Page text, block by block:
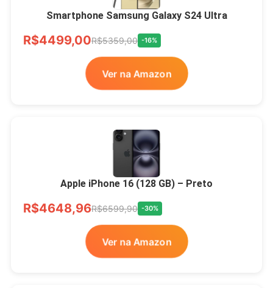
Smartphone Samsung Galaxy S24 Ultra
R$4499,00R$5359,00 -16%
Ver na Amazon
Apple iPhone 16 (128 GB) – Preto
R$4648,96R$6599,90 -30%
Ver na Amazon